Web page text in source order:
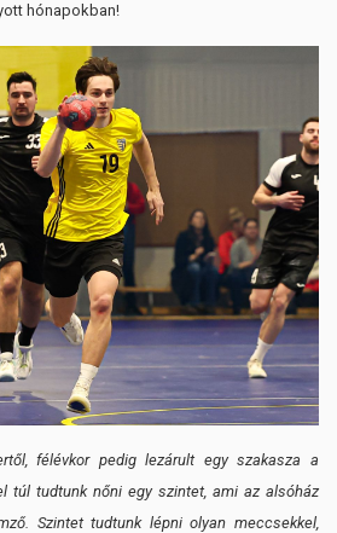
hónapokban!
félévkor pedig lezárult egy szakasza a
túl tudtunk nőni egy szintet, ami az alsóház
Szintet tudtunk lépni olyan meccsekkel,